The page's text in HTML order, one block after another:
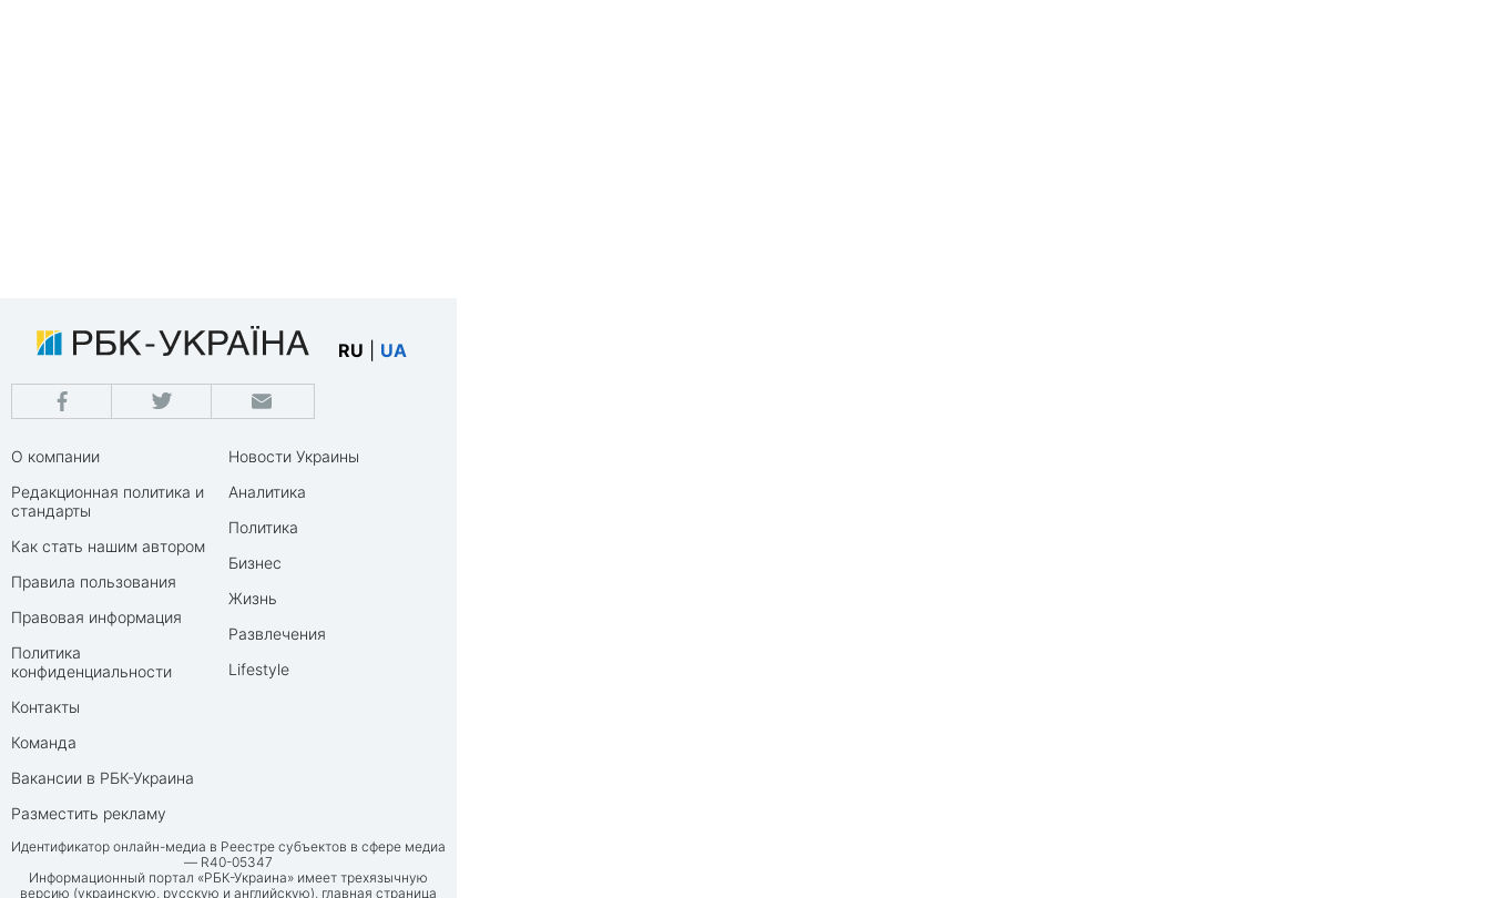
RU UA
О компании
Редакционная политика и
стандарты
Как стать нашим автором
Правила пользования
Правовая информация
Политика
конфиденциальности
Контакты
Команда
Вакансии в РБК-Украина
Разместить рекламу
Новости Украины
Аналитика
Политика
Бизнес
Жизнь
Развлечения
Lifestyle
Идентификатор онлайн-медиа в Реестре субъектов в сфере медиа
— R40-05347
Информационный портал «РБК-Украина» имеет трехязычную
версию (украинскую, русскую и английскую), главная страница